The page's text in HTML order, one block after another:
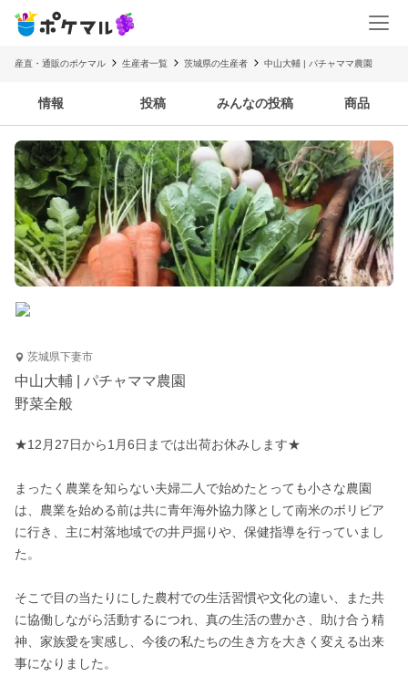
産直・通販のポケマル 生産者一覧 茨城県の生産者 中山大輔 | パチャママ農園
情報 投稿 みんなの投稿 商品
茨城県下妻市
中山大輔 | パチャママ農園
野菜全般
★12月27日から1月6日までは出荷お休みします★
まったく農業を知らない夫婦二人で始めたとっても小さな農園
は、農業を始める前は共に青年海外協力隊として南米のボリビア
に行き、主に村落地域での井戸掘りや、保健指導を行っていまし
た。
そこで目の当たりにした農村での生活習慣や文化の違い、また共
に協働しながら活動するにつれ、真の生活の豊かさ、助け合う精
神、家族愛を実感し、今後の私たちの生き方を大きく変える出来
事になりました。